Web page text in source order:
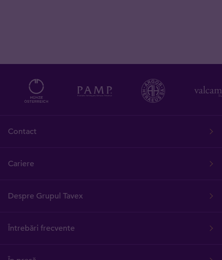
Contact
Cariere
Despre Grupul Tavex
Întrebări frecvente